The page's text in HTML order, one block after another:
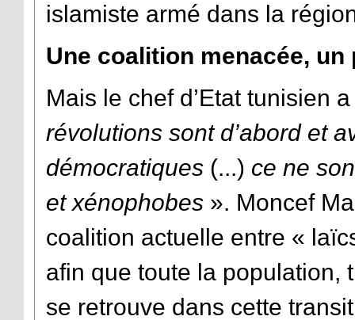
islamiste armé dans la
Une coalition menacée,
Mais le chef d’Etat tunisien
révolutions sont d’abord et
démocratiques (...) ce ne
et xénophobes ». Moncef
coalition actuelle entre «
afin que toute la population,
se retrouve dans cette